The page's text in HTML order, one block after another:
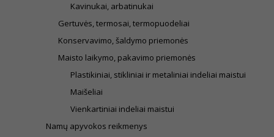
Kavinukai, arbatinukai
Gertuvės, termosai, termopuodeliai
Konservavimo, šaldymo priemonės
Maisto laikymo, pakavimo priemonės
Plastikiniai, stikliniai ir metaliniai indeliai maistui
Maišeliai
Vienkartiniai indeliai maistui
Namų apyvokos reikmenys